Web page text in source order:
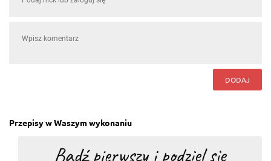
DODAJ
Przepisy w Waszym wykonaniu